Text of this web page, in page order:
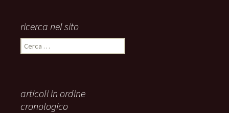
ricerca nel sito
Ricerca
per:
articoli in ordine
cronologico